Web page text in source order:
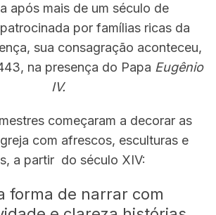
após mais de um século de
por famílias ricas da
sua consagração aconteceu,
na presença do Papa Eugênio
IV.
começaram a decorar as
com afrescos, esculturas e
a partir do século XIV:
forma de narrar com